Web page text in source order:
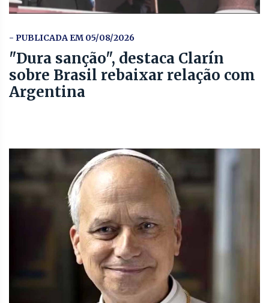
- PUBLICADA EM 05/08/2026
"Dura sanção", destaca Clarín
sobre Brasil rebaixar relação com
Argentina